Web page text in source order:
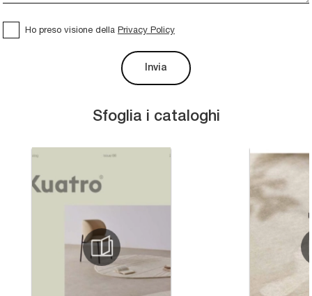
Sfoglia i cataloghi
Ho preso visione della Privacy Policy
Invia